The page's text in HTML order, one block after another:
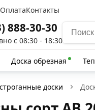
ОплатаКонтакты
888-30-30
с 08:30 - 18:30
Доска обрезная
доски